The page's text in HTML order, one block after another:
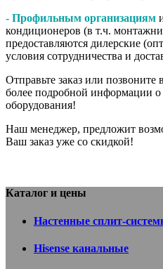
- Профильным организациям
кондиционеров (в т.ч.
предоставляются дилерские
условия сотрудничества и
Отправьте заказ или
более подробной информации о
оборудования!
Наш менеджер, предложит
Ваш заказ уже со скидкой!
Каталог и цены
Настенные сплит-
Hisense канальные